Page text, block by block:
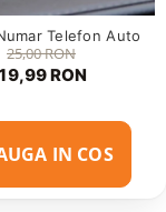
Telefon Auto
25,00 RON
19,99 RON
IN COS